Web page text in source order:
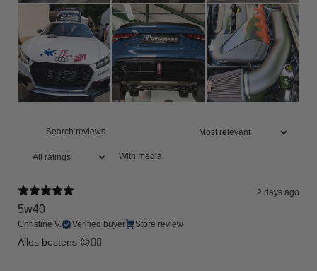
With media
2 days ago
5w40
Christine V. Verified buyer Store review
Alles bestens 😊👍🏻